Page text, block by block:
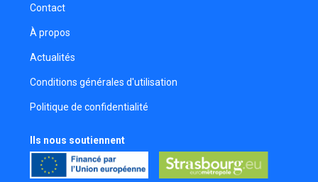
Nathan Jung
Comédien
Aurélien Broucke
Réalisateur
Emy Rodrigues
Réalisateur
Thomas Boisneau
Contact
À propos
Actualités
Conditions générales d'utilisation
Politique de confidentialité
Ils nous soutiennent